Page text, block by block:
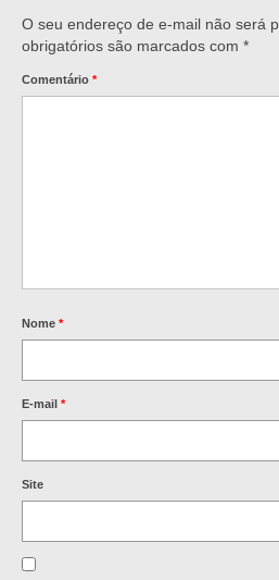
O seu endereço de e-mail não será
obrigatórios são marcados com *
Comentário *
Nome *
E-mail *
Site